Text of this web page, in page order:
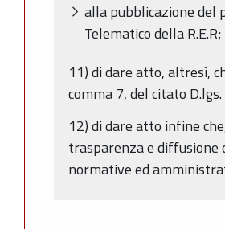
alla pubblicazione
Telematico della R.E.R;
11) di dare atto, altresì,
comma 7, del citato
12) di dare atto infine
trasparenza e diffusione
normative ed